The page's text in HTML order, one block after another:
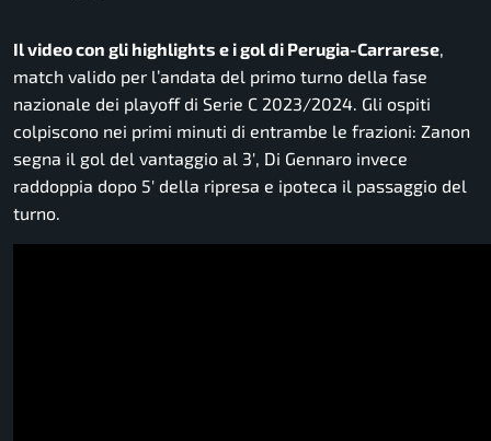
Il video con gli highlights e i gol di Perugia-Carrarese,
match valido per l’andata del primo turno della fase
nazionale dei playoff di Serie C 2023/2024. Gli ospiti
colpiscono nei primi minuti di entrambe le frazioni: Zanon
segna il gol del vantaggio al 3′, Di Gennaro invece
raddoppia dopo 5′ della ripresa e ipoteca il passaggio del
turno.